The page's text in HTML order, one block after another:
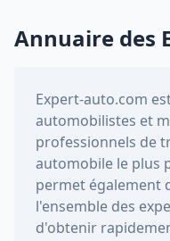
Annuaire des
Expert-auto.com
automobilistes et
professionnels de
automobile le plus
permet également
l'ensemble des
d'obtenir